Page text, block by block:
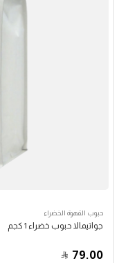
حبوب القهوة الخضراء
جواتيمالا حبوب خضراء 1 كجم
79.00